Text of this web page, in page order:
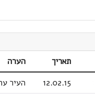
תאריך
הערה
12.02.15
העיר